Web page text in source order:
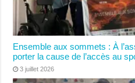
Ensemble aux sommets : À
porter la cause de l’accès au
3 juillet 2026